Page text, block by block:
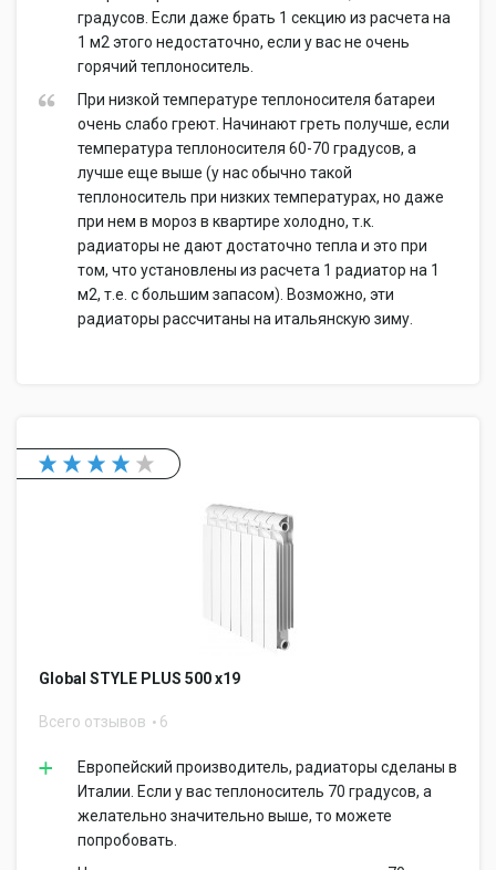
градусов. Если даже брать 1 секцию из расчета на
1 м2 этого недостаточно, если у вас не очень
горячий теплоноситель.
При низкой температуре теплоносителя батареи
очень слабо греют. Начинают греть получше, если
температура теплоносителя 60-70 градусов, а
лучше еще выше (у нас обычно такой
теплоноситель при низких температурах, но даже
при нем в мороз в квартире холодно, т.к.
радиаторы не дают достаточно тепла и это при
том, что установлены из расчета 1 радиатор на 1
м2, т.е. с большим запасом). Возможно, эти
радиаторы рассчитаны на итальянскую зиму.
Global STYLE PLUS 500 x19
Всего отзывов 6
Европейский производитель, радиаторы сделаны в
Италии. Если у вас теплоноситель 70 градусов, а
желательно значительно выше, то можете
попробовать.